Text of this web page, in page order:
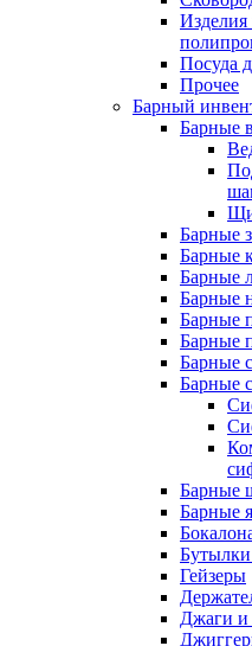
Изделия
Посуда
Прочее
Барный
Барные
Барные
Барные
Барные
Барные
Барные
Барные
Барные
Барные
Барные
Барные
Гейзеры
Джаги и